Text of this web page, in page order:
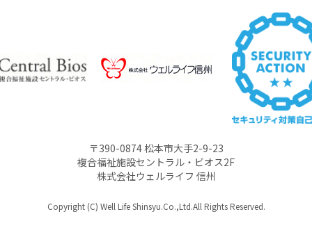
〒390-0874 松本市大手2-9-23
複合福祉施設セントラル・ビオス2F
株式会社ウェルライフ 信州
Copyright (C) Well Life Shinsyu.Co.,Ltd.All Rights Reserved.